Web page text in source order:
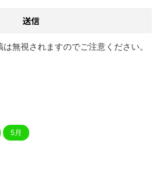
無視されますのでご注意ください。
5月